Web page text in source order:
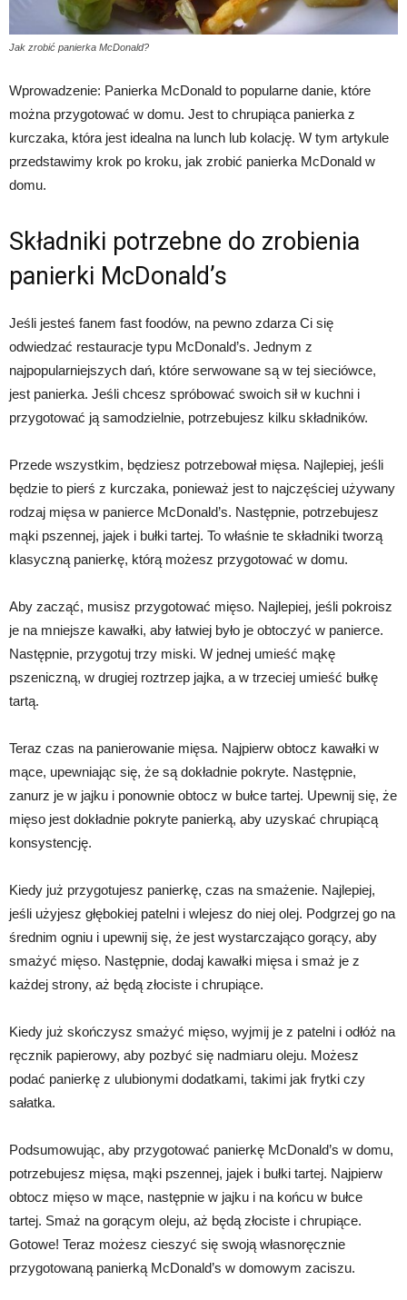
Jak zrobić panierka McDonald?
Wprowadzenie: Panierka McDonald to popularne danie, które
można przygotować w domu. Jest to chrupiąca panierka z
kurczaka, która jest idealna na lunch lub kolację. W tym artykule
przedstawimy krok po kroku, jak zrobić panierka McDonald w
domu.
Składniki potrzebne do zrobienia
panierki McDonald’s
Jeśli jesteś fanem fast foodów, na pewno zdarza Ci się
odwiedzać restauracje typu McDonald’s. Jednym z
najpopularniejszych dań, które serwowane są w tej sieciówce,
jest panierka. Jeśli chcesz spróbować swoich sił w kuchni i
przygotować ją samodzielnie, potrzebujesz kilku składników.
Przede wszystkim, będziesz potrzebował mięsa. Najlepiej, jeśli
będzie to pierś z kurczaka, ponieważ jest to najczęściej używany
rodzaj mięsa w panierce McDonald’s. Następnie, potrzebujesz
mąki pszennej, jajek i bułki tartej. To właśnie te składniki tworzą
klasyczną panierkę, którą możesz przygotować w domu.
Aby zacząć, musisz przygotować mięso. Najlepiej, jeśli pokroisz
je na mniejsze kawałki, aby łatwiej było je obtoczyć w panierce.
Następnie, przygotuj trzy miski. W jednej umieść mąkę
pszeniczną, w drugiej roztrzep jajka, a w trzeciej umieść bułkę
tartą.
Teraz czas na panierowanie mięsa. Najpierw obtocz kawałki w
mące, upewniając się, że są dokładnie pokryte. Następnie,
zanurz je w jajku i ponownie obtocz w bułce tartej. Upewnij się, że
mięso jest dokładnie pokryte panierką, aby uzyskać chrupiącą
konsystencję.
Kiedy już przygotujesz panierkę, czas na smażenie. Najlepiej,
jeśli użyjesz głębokiej patelni i wlejesz do niej olej. Podgrzej go na
średnim ogniu i upewnij się, że jest wystarczająco gorący, aby
smażyć mięso. Następnie, dodaj kawałki mięsa i smaż je z
każdej strony, aż będą złociste i chrupiące.
Kiedy już skończysz smażyć mięso, wyjmij je z patelni i odłóż na
ręcznik papierowy, aby pozbyć się nadmiaru oleju. Możesz
podać panierkę z ulubionymi dodatkami, takimi jak frytki czy
sałatka.
Podsumowując, aby przygotować panierkę McDonald’s w domu,
potrzebujesz mięsa, mąki pszennej, jajek i bułki tartej. Najpierw
obtocz mięso w mące, następnie w jajku i na końcu w bułce
tartej. Smaż na gorącym oleju, aż będą złociste i chrupiące.
Gotowe! Teraz możesz cieszyć się swoją własnoręcznie
przygotowaną panierką McDonald’s w domowym zaciszu.